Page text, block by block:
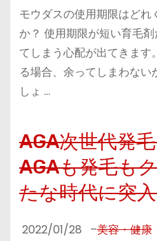
モウダスの使用期限はどれ
か？ 使用期限が短い育毛
てしまう心配が出てきま
る場合、余ってしまわな
しょ …
AGA次世代発
AGAも発毛も
たな時代に突
2022/01/28 –美容・健康